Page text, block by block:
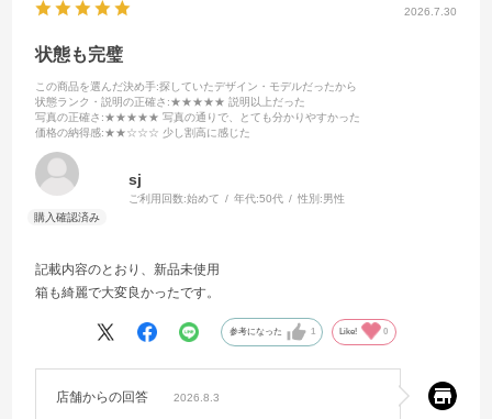
2026.7.30
状態も完璧
この商品を選んだ決め手:探していたデザイン・モデルだったから
状態ランク・説明の正確さ :★★★★★ 説明以上だった
写真の正確さ :★★★★★ 写真の通りで、とても分かりやすかった
価格の納得感:★★☆☆☆ 少し割高に感じた
sj
ご利用回数:始めて 年代:50代 性別:男性
記載内容のとおり、新品未使用
箱も綺麗で大変良かったです。
参考になった 1 Like! 0
店舗からの回答 2026.8.3